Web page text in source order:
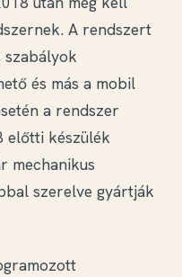
. A rendszert
szabályok
és más a mobil
a rendszer
előtti készülék
mechanikus
szerelve gyártják